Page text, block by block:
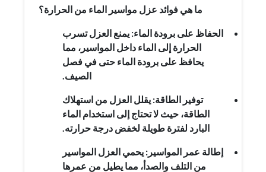
ما هي فوائد عزل مواسير الماء من الحرارة؟
الحفاظ على برودة الماء: يمنع العزل تسرب
الحرارة إلى الماء داخل المواسير، مما
يحافظ على برودة الماء حتى في فصل
الصيف.
توفير الطاقة: يقلل العزل من استهلاك
الطاقة، حيث لا تحتاج إلى استخدام الماء
البارد لفترة طويلة لخفض درجة حرارته.
إطالة عمر المواسير: يحمي العزل المواسير
من التلف والصدأ، مما يطيل من عمرها